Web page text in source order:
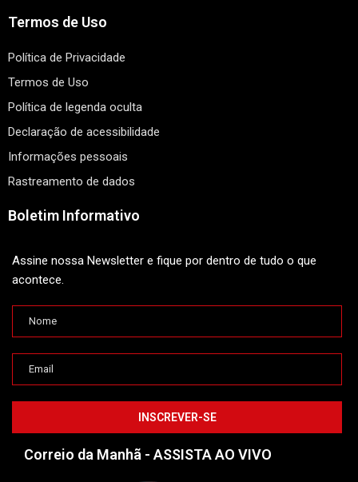
Termos de Uso
Política de Privacidade
Termos de Uso
Política de legenda oculta
Declaração de acessibilidade
Informações pessoais
Rastreamento de dados
Boletim Informativo
Assine nossa Newsletter e fique por dentro de tudo o que
acontece.
Correio da Manhã - ASSISTA AO VIVO